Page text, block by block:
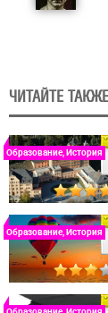
ЧИТАЙТЕ
Образование, История
Образование, История